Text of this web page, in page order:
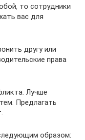
то сотрудники
вас для
другу или
права
Лучше
Предлагать
образом: